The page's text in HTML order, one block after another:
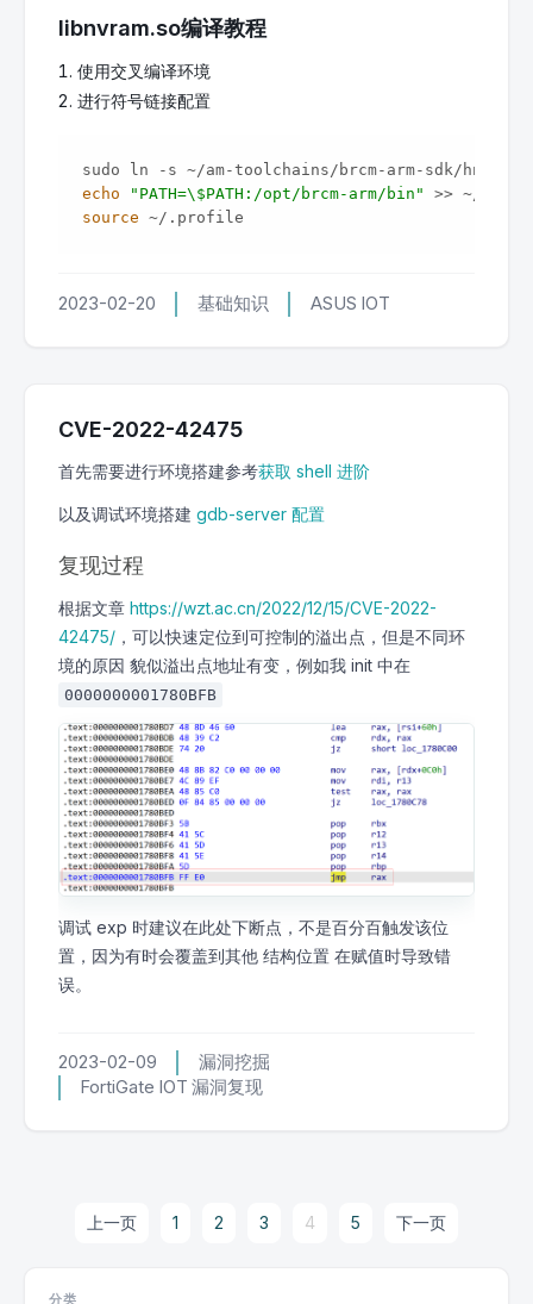
libnvram.so编译教程
使用交叉编译环境
进行符号链接配置
echo
"PATH=\$PATH:/opt/brcm-arm/bin"
source
2023-02-20 基础知识 ASUS IOT
CVE-2022-42475
首先需要进行环境搭建参考获取 shell 进阶
以及调试环境搭建 gdb-server 配置
复现过程
根据文章 https://wzt.ac.cn/2022/12/15/CVE-2022-
42475/ ，可以快速定位到可控制的溢出点，但是不同环
境的原因 貌似溢出点地址有变，例如我 init 中在
0000000001780BFB
调试 exp 时建议在此处下断点，不是百分百触发该位
置，因为有时会覆盖到其他 结构位置 在赋值时导致错
误。
2023-02-09
漏洞挖掘
FortiGate IOT 漏洞复现
上一页 1 2 3 4 5 下一页
分类